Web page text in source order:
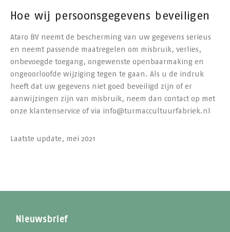
Hoe wij persoonsgegevens beveiligen
Ataro BV neemt de bescherming van uw gegevens serieus
en neemt passende maatregelen om misbruik, verlies,
onbevoegde toegang, ongewenste openbaarmaking en
ongeoorloofde wijziging tegen te gaan. Als u de indruk
heeft dat uw gegevens niet goed beveiligd zijn of er
aanwijzingen zijn van misbruik, neem dan contact op met
onze klantenservice of via info@turmaccultuurfabriek.nl
Laatste update, mei 2021
Nieuwsbrief